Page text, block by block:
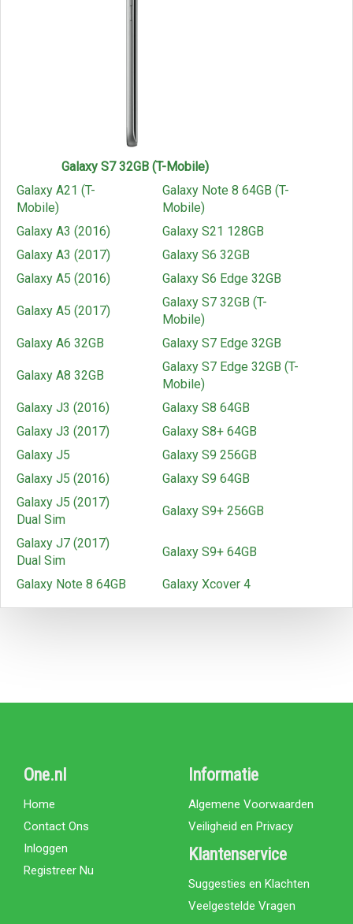
Galaxy S7 32GB (T-Mobile)
Galaxy A21 (T-
Mobile)
Galaxy Note 8 64GB (T-
Mobile)
Galaxy A3 (2016)
Galaxy S21 128GB
Galaxy A3 (2017)
Galaxy S6 32GB
Galaxy A5 (2016)
Galaxy S6 Edge 32GB
Galaxy A5 (2017)
Galaxy S7 32GB (T-
Mobile)
Galaxy A6 32GB
Galaxy S7 Edge 32GB
Galaxy A8 32GB
Galaxy S7 Edge 32GB (T-
Mobile)
Galaxy J3 (2016)
Galaxy S8 64GB
Galaxy J3 (2017)
Galaxy S8+ 64GB
Galaxy J5
Galaxy S9 256GB
Galaxy J5 (2016)
Galaxy S9 64GB
Galaxy J5 (2017)
Dual Sim
Galaxy S9+ 256GB
Galaxy J7 (2017)
Dual Sim
Galaxy S9+ 64GB
Galaxy Note 8 64GB Galaxy Xcover 4
One.nl
Home
Contact Ons
Inloggen
Registreer Nu
Informatie
Algemene Voorwaarden
Veiligheid en Privacy
Klantenservice
Suggesties en Klachten
Veelgestelde Vragen